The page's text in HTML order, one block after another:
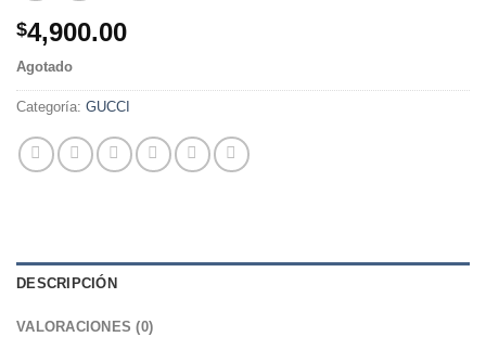
$4,900.00
Agotado
Categoría: GUCCI
DESCRIPCIÓN
VALORACIONES (0)